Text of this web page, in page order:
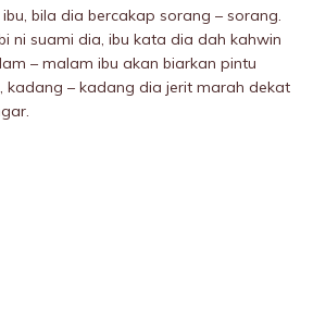
bila dia bercakap sorang – sorang.
ni suami dia, ibu kata dia dah kahwin
– malam ibu akan biarkan pintu
kadang – kadang dia jerit marah dekat